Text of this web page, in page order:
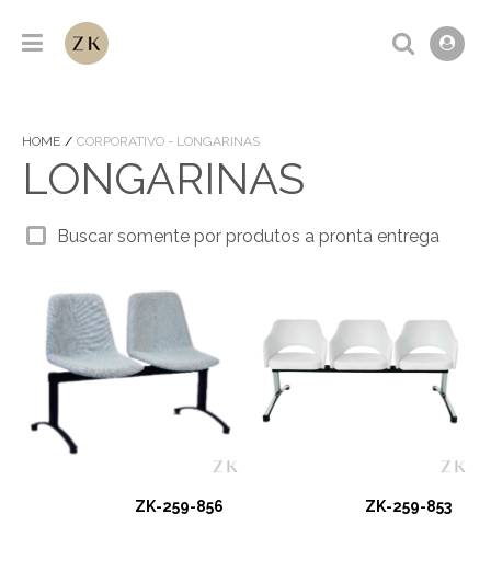
HOME CORPORATIVO - LONGARINAS
LONGARINAS
Buscar somente por produtos a pronta entrega
ZK-259-856 ZK-259-853